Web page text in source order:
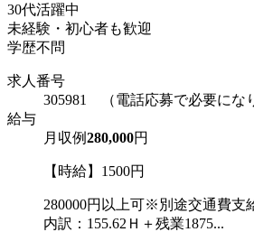
30代活躍中
未経験・初心者も歓迎
学歴不問
求人番号
305981 （電話応募で必要にな
給与
月収例280,000円
【時給】1500円
280000円以上可※別途交通費支
内訳：155.62Ｈ＋残業1875...